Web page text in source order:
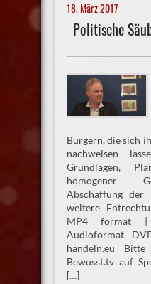
18. März 2017
Bürgern, die sich
nachweisen
Grundlagen,
homogener
Abschaffung der
weitere
MP4 format
Audioformat
handeln.eu
Bewusst.tv auf
[…]